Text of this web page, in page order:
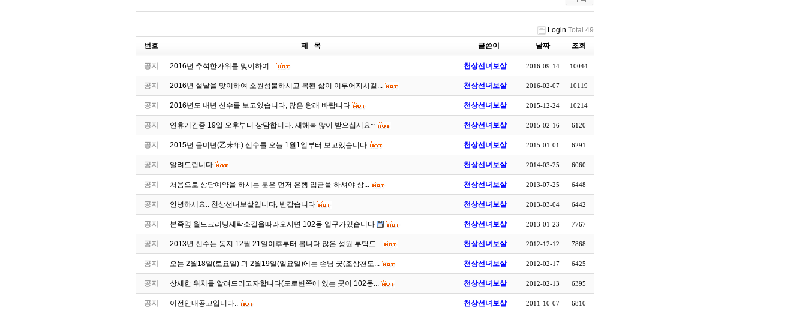
Login Total 49
번호
제 목 글쓴이 날짜 조회
공지 2016년 추석한가위를 맞이하여... 천상선녀보살 2016-09-14 10044
공지 2016년 설날을 맞이하여 소원성불하시고 복된 삶이 이루어지시길... 천상선녀보살 2016-02-07 10119
공지 2016년도 내년 신수를 보고있습니다, 많은 왕래 바랍니다 천상선녀보살 2015-12-24 10214
공지 연휴기간중 19일 오후부터 상담합니다. 새해복 많이 받으십시요~ 천상선녀보살 2015-02-16 6120
공지 2015년 을미년(乙未年) 신수를 오늘 1월1일부터 보고있습니다 천상선녀보살 2015-01-01 6291
공지 알려드립니다 천상선녀보살 2014-03-25 6060
공지 처음으로 상담예약을 하시는 분은 먼저 은행 입금을 하셔야 상... 천상선녀보살 2013-07-25 6448
공지 안녕하세요.. 천상선녀보살입니다, 반갑습니다 천상선녀보살 2013-03-04 6442
공지 본죽옆 월드크리닝세탁소길을따라오시면 102동 입구가있습니다 천상선녀보살 2013-01-23 7767
공지 2013년 신수는 동지 12월 21일이후부터 봅니다.많은 성원 부탁드... 천상선녀보살 2012-12-12 7868
공지 오는 2월18일(토요일) 과 2월19일(일요일)에는 손님 굿(조상천도... 천상선녀보살 2012-02-17 6425
공지 상세한 위치를 알려드리고자합니다(도로변쪽에 있는 곳이 102동... 천상선녀보살 2012-02-13 6395
공지 이전안내공고입니다.. 천상선녀보살 2011-10-07 6810